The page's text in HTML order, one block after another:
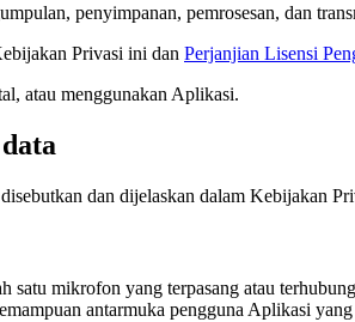
penyimpanan, pemrosesan, dan
Privasi ini dan Perjanjian Lisensi
atau menggunakan Aplikasi.
dan dijelaskan dalam Kebijakan
mikrofon yang terpasang atau
antarmuka pengguna Aplikasi